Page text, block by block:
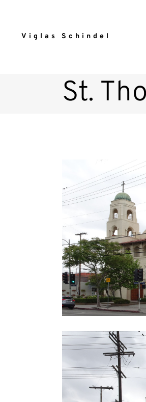
Viglas Schindel
St.